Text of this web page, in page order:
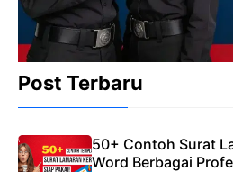
Post Terbaru
50+ Contoh Surat
Word Berbagai